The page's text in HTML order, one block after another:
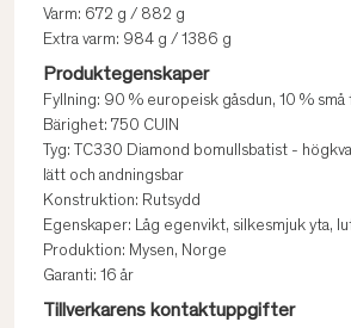
Varm: 672 g / 882 g
Extra varm: 984 g / 1386 g
Produktegenskaper
Fyllning: 90 % europeisk gåsdun, 10 % små
Bärighet: 750 CUIN
Tyg: TC330 Diamond bomullsbatist -
lätt och andningsbar
Konstruktion: Rutsydd
Egenskaper: Låg egenvikt, silkesmjuk yta,
Produktion: Mysen, Norge
Garanti: 16 år
Tillverkarens kontaktuppgifter